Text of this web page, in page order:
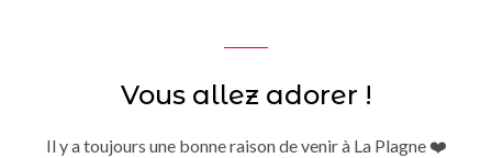
Vous allez adorer !
Il y a toujours une bonne raison de venir à La Plagne ❤️